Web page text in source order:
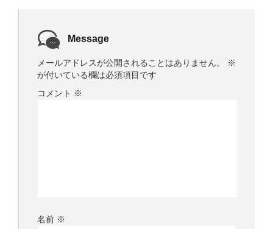
Message
メールアドレスが公開されることはありません。
※
が付いている欄は必須項目です
コメント ※
名前 ※